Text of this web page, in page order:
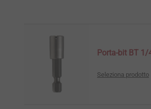
Porta-bit BT 1/
Seleziona prodotto